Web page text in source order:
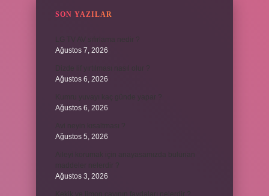
SON YAZILAR
Ağustos 7, 2026
Ağustos 6, 2026
Ağustos 6, 2026
Ağustos 5, 2026
Ağustos 3, 2026